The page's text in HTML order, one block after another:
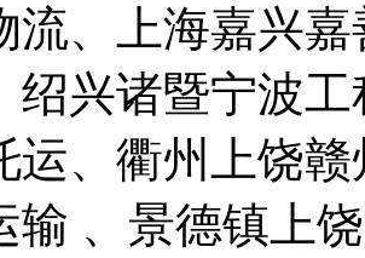
流、上海嘉兴
绍兴诸暨宁波
运、衢州上饶
输 、景德镇上